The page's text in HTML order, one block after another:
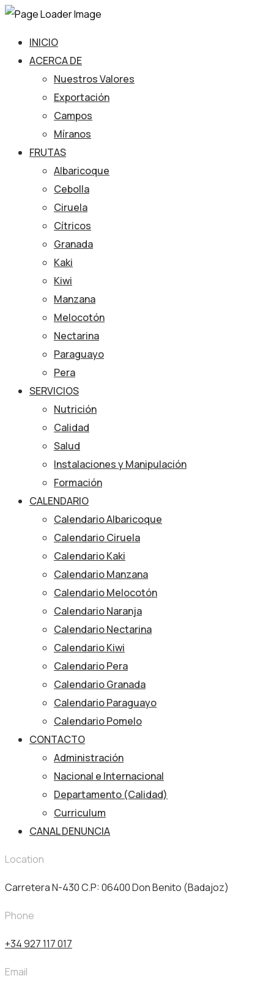
INICIO
ACERCA DE
Nuestros Valores
Exportación
Campos
Míranos
FRUTAS
Albaricoque
Cebolla
Ciruela
Cítricos
Granada
Kaki
Kiwi
Manzana
Melocotón
Nectarina
Paraguayo
Pera
SERVICIOS
Nutrición
Calidad
Salud
Instalaciones y Manipulación
Formación
CALENDARIO
Calendario Albaricoque
Calendario Ciruela
Calendario Kaki
Calendario Manzana
Calendario Melocotón
Calendario Naranja
Calendario Nectarina
Calendario Kiwi
Calendario Pera
Calendario Granada
Calendario Paraguayo
Calendario Pomelo
CONTACTO
Administración
Nacional e Internacional
Departamento (Calidad)
Curriculum
CANAL DENUNCIA
Location
Carretera N-430 C.P: 06400 Don Benito (Badajoz)
Phone
+34 927 117 017
Email